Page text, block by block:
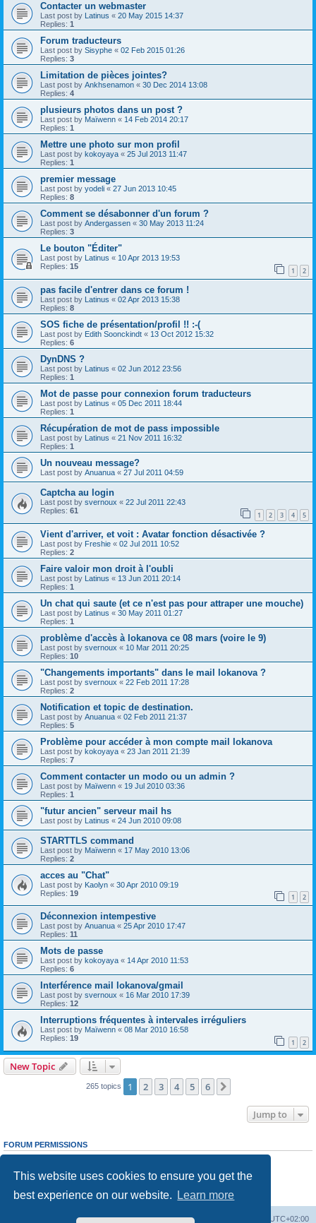
This website uses cookies to ensure you get the
best experience on our website.
Learn more
Contacter un webmaster
Last post by Latinus « 20 May 2015 14:37
Replies: 1
Forum traducteurs
Last post by Sisyphe « 02 Feb 2015 01:26
Replies: 3
Limitation de pièces jointes?
Last post by Ankhsenamon « 30 Dec 2014 13:08
Replies: 4
plusieurs photos dans un post ?
Last post by Maïwenn « 14 Feb 2014 20:17
Replies: 1
Mettre une photo sur mon profil
Last post by kokoyaya « 25 Jul 2013 11:47
Replies: 1
premier message
Last post by yodeli « 27 Jun 2013 10:45
Replies: 8
Comment se désabonner d'un forum ?
Last post by Andergassen « 30 May 2013 11:24
Replies: 3
Le bouton "Éditer"
Last post by Latinus « 10 Apr 2013 19:53
Replies: 15 1 2
pas facile d'entrer dans ce forum !
Last post by Latinus « 02 Apr 2013 15:38
Replies: 8
SOS fiche de présentation/profil !! :-(
Last post by Edith Soonckindt « 13 Oct 2012 15:32
Replies: 6
DynDNS ?
Last post by Latinus « 02 Jun 2012 23:56
Replies: 1
Mot de passe pour connexion forum traducteurs
Last post by Latinus « 05 Dec 2011 18:44
Replies: 1
Récupération de mot de pass impossible
Last post by Latinus « 21 Nov 2011 16:32
Replies: 1
Un nouveau message?
Last post by Anuanua « 27 Jul 2011 04:59
Captcha au login
Last post by svernoux « 22 Jul 2011 22:43
Replies: 61 1 2 3 4 5
Vient d'arriver, et voit : Avatar fonction désactivée ?
Last post by Freshie « 02 Jul 2011 10:52
Replies: 2
Faire valoir mon droit à l'oubli
Last post by Latinus « 13 Jun 2011 20:14
Replies: 1
Un chat qui saute (et ce n'est pas pour attraper une mouche)
Last post by Latinus « 30 May 2011 01:27
Replies: 1
problème d'accès à lokanova ce 08 mars (voire le 9)
Last post by svernoux « 10 Mar 2011 20:25
Replies: 10
"Changements importants" dans le mail lokanova ?
Last post by svernoux « 22 Feb 2011 17:28
Replies: 2
Notification et topic de destination.
Last post by Anuanua « 02 Feb 2011 21:37
Replies: 5
Problème pour accéder à mon compte mail lokanova
Last post by kokoyaya « 23 Jan 2011 21:39
Replies: 7
Comment contacter un modo ou un admin ?
Last post by Maïwenn « 19 Jul 2010 03:36
Replies: 1
"futur ancien" serveur mail hs
Last post by Latinus « 24 Jun 2010 09:08
STARTTLS command
Last post by Maïwenn « 17 May 2010 13:06
Replies: 2
acces au "Chat"
Last post by Kaolyn « 30 Apr 2010 09:19
Replies: 19 1 2
Déconnexion intempestive
Last post by Anuanua « 25 Apr 2010 17:47
Replies: 11
Mots de passe
Last post by kokoyaya « 14 Apr 2010 11:53
Replies: 6
Interférence mail lokanova/gmail
Last post by svernoux « 16 Mar 2010 17:39
Replies: 12
Interruptions fréquentes à intervales irréguliers
Last post by Maïwenn « 08 Mar 2010 16:58
Replies: 19 1 2
New Topic
265 topics 1 2 3 4 5 6
Jump to
FORUM PERMISSIONS
cannotedit your posts in this forum
Youcannotpost attachments in this forum
UTC+02:00
Delete cookies